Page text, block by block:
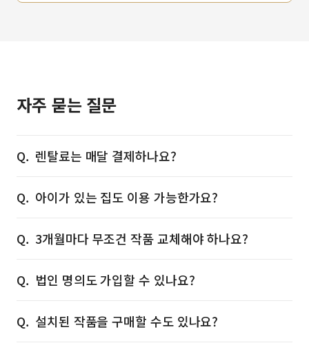
자주 묻는 질문
렌탈료는 매달 결제하나요?
아이가 있는 집도 이용 가능한가요?
3개월마다 무조건 작품 교체해야 하나요?
법인 명의도 가입할 수 있나요?
설치된 작품을 구매할 수도 있나요?